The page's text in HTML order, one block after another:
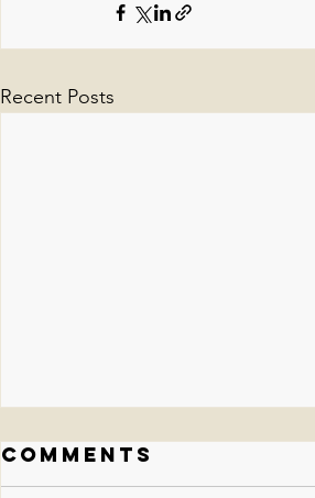
Recent Posts
Comments